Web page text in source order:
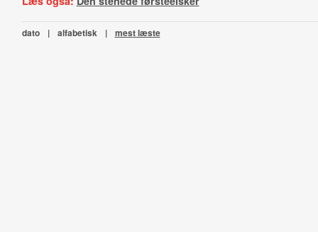
dato | alfabetisk | mest læste